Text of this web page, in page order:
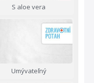
S aloe vera
Umývateľný